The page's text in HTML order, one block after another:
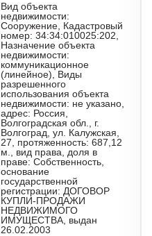
Вид объекта
недвижимости:
Сооружение, Кадастровый
номер: 34:34:010025:202,
Назначение объекта
недвижимости:
коммуникационное
(линейное), Виды
разрешенного
использования объекта
недвижимости: не указано,
адрес: Россия,
Волгоградская обл., г.
Волгоград, ул. Калужская,
27, протяженность: 687,12
м., вид права, доля в
праве: Собственность,
основание
государственной
регистрации: ДОГОВОР
КУПЛИ-ПРОДАЖИ
НЕДВИЖИМОГО
ИМУЩЕСТВА, выдан
26.02.2003